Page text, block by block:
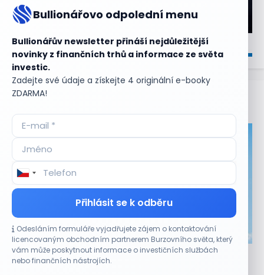
Bullionářovo odpolední menu
Bullionářův newsletter přináší nejdůležitější
novinky z finančních trhů a informace ze světa
investic.
Zadejte své údaje a získejte 4 originální e-booky
ZDARMA!
Přihlásit se k odběru
Odesláním formuláře vyjadřujete zájem o kontaktování
licencovaným obchodním partnerem Burzovního světa, který
vám může poskytnout informace o investičních službách
nebo finančních nástrojích.
Aktuální
CO HÝBE TRHEM
Akcie Micron klesají, ale nejhoršímu výprodeji
paměťových čipů unikly